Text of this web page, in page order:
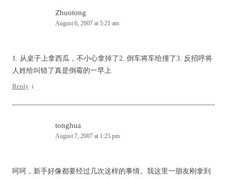
Zhuotong
August 6, 2007 at 5:21 am
1. 从桌子上拿西瓜，不小心拿掉了2. 倒车将车给撞了3. 反招呼将
人姓给叫错了真是倒霉的一早上
Reply ↓
tonghua
August 7, 2007 at 1:25 pm
呵呵，新手好像都要经过几次这样的事情。我这里一朋友刚拿到